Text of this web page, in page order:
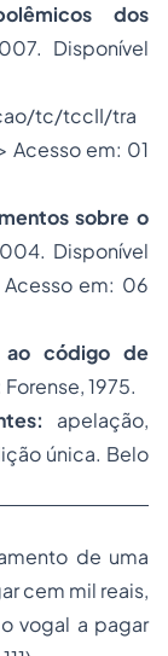
dos
Disponível
tc/tccII/tra
Acesso em: 01
sobre o
Disponível
em: 06
ao código de
1975.
apelação,
única. Belo
de uma
cem mil reais,
vogal a pagar